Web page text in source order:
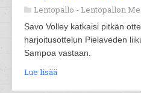
Lentopallo - Lentopallon
Savo Volley katkaisi pitkän
harjoitusottelun Pielaveden
Sampoa vastaan.
Lue lisää